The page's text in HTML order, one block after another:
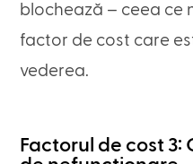
blochează – ceea ce
factor de cost care
vederea.
Factorul de cost